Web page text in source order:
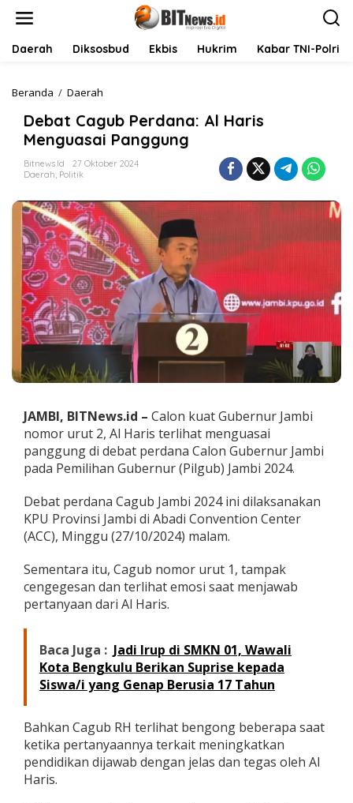
Daerah Diksosbud Ekbis Hukrim Kabar TNI-Polri
Beranda / Daerah
b
a
t
C
u
b
P
e
r
d
a
n
a
:
A
H
i
s
M
n
u
a
s
P
a
n
u
n
g
Debat Cagub Perdana: Al Haris
Menguasai Panggung
Bitnews.id
27 Oktober 2024
Daerah, Politik
JAMBI, BITNews.id – Calon kuat Gubernur Jambi
nomor urut 2, Al Haris terlihat menguasai
panggung di debat perdana Calon Gubernur Jambi
pada Pemilihan Gubernur (Pilgub) Jambi 2024.
Debat perdana Cagub Jambi 2024 ini dilaksanakan
KPU Provinsi Jambi di Abadi Convention Center
(ACC), Minggu (27/10/2024) malam.
Sementara itu, Cagub nomor urut 1, tampak
cengegesan dan terlihat emosi saat menjawab
pertanyaan dari Al Haris.
Baca Juga : Jadi Irup di SMKN 01, Wawali
Kota Bengkulu Berikan Suprise kepada
Siswa/i yang Genap Berusia 17 Tahun
Bahkan Cagub RH terlihat bengong beberapa saat
ketika pertanyaannya terkait meningkatkan
pendidikan dijawab dengan jelas dan tegas oleh Al
Haris.